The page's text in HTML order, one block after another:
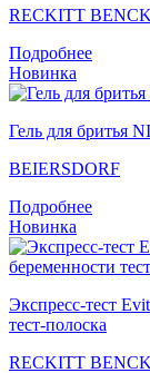
RECKITT
Подробнее
Новинка
Гель для бритья
BEIERSDORF
Подробнее
Новинка
Экспресс-тест
тест-полоска
RECKITT